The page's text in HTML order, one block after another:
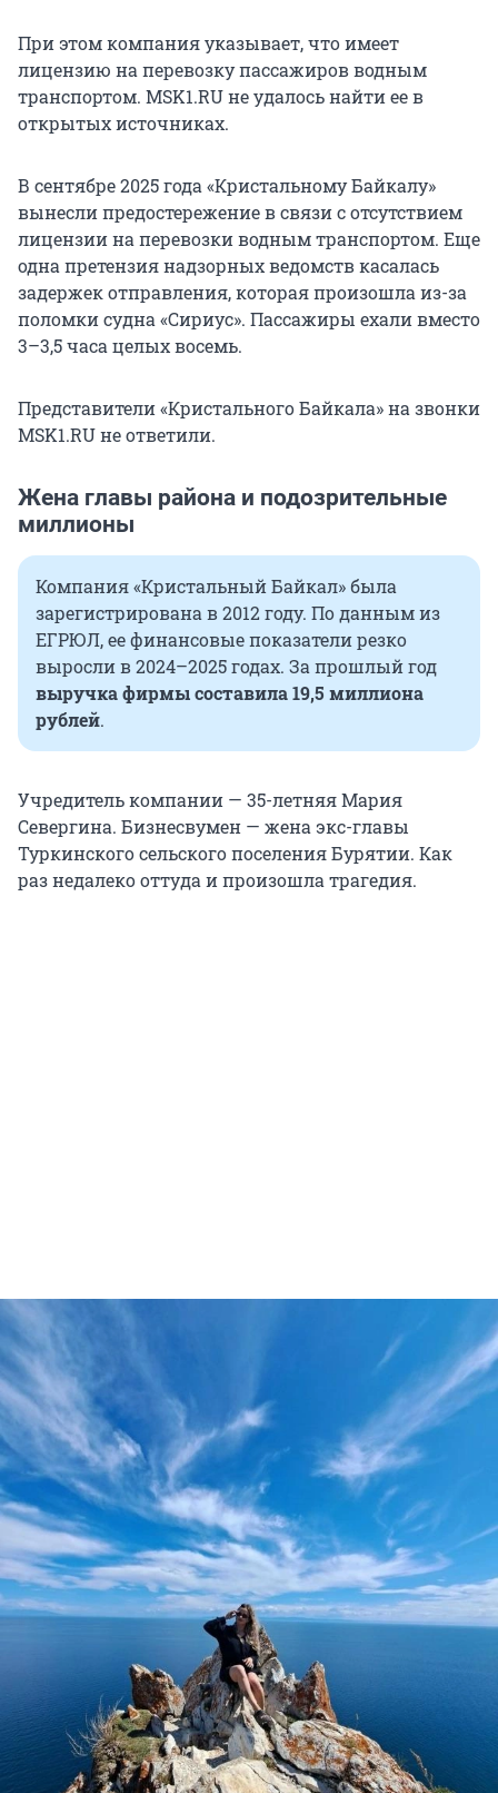
При этом компания указывает, что имеет
лицензию на перевозку пассажиров водным
транспортом. MSK1.RU не удалось найти ее в
открытых источниках.
В сентябре 2025 года «Кристальному Байкалу»
вынесли предостережение в связи с отсутствием
лицензии на перевозки водным транспортом. Еще
одна претензия надзорных ведомств касалась
задержек отправления, которая произошла из-за
поломки судна «Сириус». Пассажиры ехали вместо
3–3,5 часа целых восемь.
Представители «Кристального Байкала» на звонки
MSK1.RU не ответили.
Жена главы района и подозрительные
миллионы
Компания «Кристальный Байкал» была
зарегистрирована в 2012 году. По данным из
ЕГРЮЛ, ее финансовые показатели резко
выросли в 2024–2025 годах. За прошлый год
выручка фирмы составила 19,5 миллиона
рублей.
Учредитель компании — 35-летняя Мария
Севергина. Бизнесвумен — жена экс-главы
Туркинского сельского поселения Бурятии. Как
раз недалеко оттуда и произошла трагедия.